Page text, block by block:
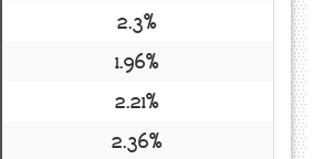
2.3%
1.96%
2.21%
2.36%